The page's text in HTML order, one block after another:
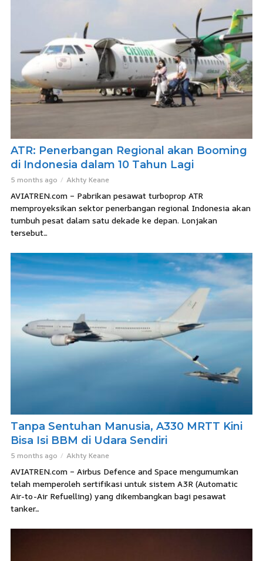
ATR: Penerbangan Regional akan Booming
di Indonesia dalam 10 Tahun Lagi
5 months ago Akhty Keane
AVIATREN.com – Pabrikan pesawat turboprop ATR
memproyeksikan sektor penerbangan regional Indonesia akan
tumbuh pesat dalam satu dekade ke depan. Lonjakan
tersebut...
Tanpa Sentuhan Manusia, A330 MRTT Kini
Bisa Isi BBM di Udara Sendiri
5 months ago Akhty Keane
AVIATREN.com – Airbus Defence and Space mengumumkan
telah memperoleh sertifikasi untuk sistem A3R (Automatic
Air-to-Air Refuelling) yang dikembangkan bagi pesawat
tanker...